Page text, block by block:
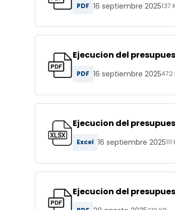
PDF 16 septiembre 2025137
Ejecucion del
PDF 16 septiembre 2025472
Ejecucion del
Excel 16 septiembre 2025
Ejecucion del